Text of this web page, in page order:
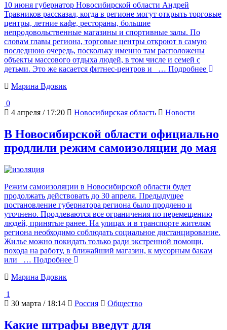
10 июня губернатор Новосибирской области Андрей
Травников рассказал, когда в регионе могут открыть торговые
центры, летние кафе, рестораны, большие
непродовольственные магазины и спортивные залы. По
словам главы региона, торговые центры откроют в самую
последнюю очередь, поскольку именно там расположены
объекты массового отдыха людей, в том числе и семей с
детьми. Это же касается фитнес-центров и
… Подробнее
Марина Вдовик
0
4 апреля / 17:20
Новосибирская область Новости
В Новосибирской области официально
продлили режим самоизоляции до мая
Режим самоизоляции в Новосибирской области будет
продолжать действовать до 30 апреля. Предыдущее
постановление губернатора региона было продлено и
уточнено. Продлеваются все ограничения по перемещению
людей, принятые ранее. На улицах и в транспорте жителям
региона необходимо соблюдать социальное дистанцирование.
Жилье можно покидать только ради экстренной помощи,
похода на работу, в ближайший магазин, к мусорным бакам
или
… Подробнее
Марина Вдовик
1
30 марта / 18:14
Россия Общество
Какие штрафы введут для